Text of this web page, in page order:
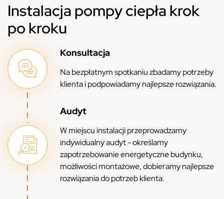
Instalacja pompy ciepła krok
po kroku
Konsultacja
Na bezpłatnym spotkaniu zbadamy potrzeby
klienta i podpowiadamy najlepsze rozwiązania.
Audyt
W miejscu instalacji przeprowadzamy
indywidualny audyt - określamy
zapotrzebowanie energetyczne budynku,
możliwości montażowe, dobieramy najlepsze
rozwiązania do potrzeb klienta.